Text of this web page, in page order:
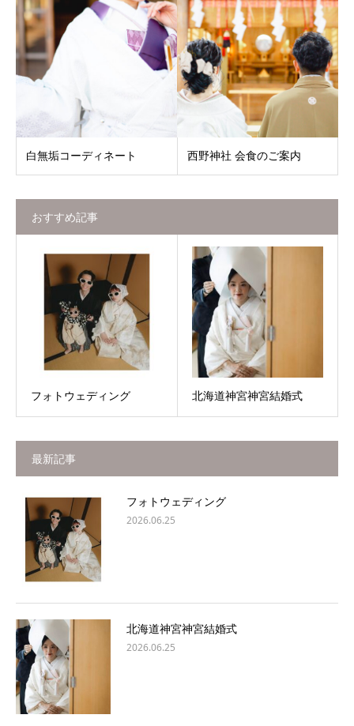
白無垢コーディネート 西野神社 会食のご案内
おすすめ記事
フォトウェディング 北海道神宮神宮結婚式
最新記事
フォトウェディング
2026.06.25
北海道神宮神宮結婚式
2026.06.25